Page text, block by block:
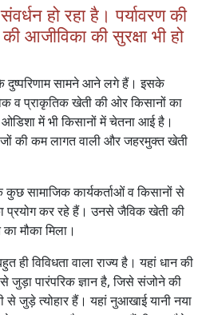
हो रहा है। पर्यावरण की
आजीविका की सुरक्षा भी हो
दुष्परिणाम सामने आने लगे हैं। इसके
व प्राकृतिक खेती की ओर किसानों का
में भी किसानों में चेतना आई है।
की कम लागत वाली और जहरमुक्त खेती
कुछ सामाजिक कार्यकर्ताओं व किसानों से
प्रयोग कर रहे हैं। उनसे जैविक खेती की
मौका मिला।
ही विविधता वाला राज्य है। यहां धान की
जुड़ा पारंपरिक ज्ञान है, जिसे संजोने की
जुड़े त्योहार हैं। यहां नुआखाई यानी नया